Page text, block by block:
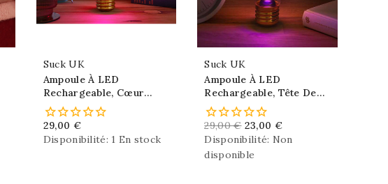
Suck UK
Ampoule À LED
Rechargeable, Cœur
Rose, Déco
29,00 €
Disponibilité: 1 En stock
Suck UK
Ampoule À LED
Rechargeable, Tête De
Mort, Déco
29,00 € 23,00 €
Disponibilité: Non
disponible